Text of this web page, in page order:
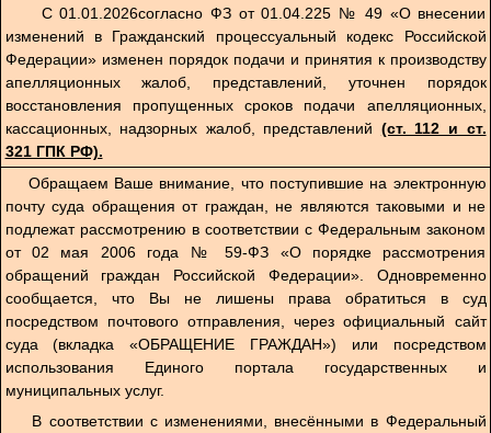
С 01.01.2026согласно ФЗ от 01.04.225 № 49 «О внесении
изменений в Гражданский процессуальный кодекс Российской
Федерации» изменен порядок подачи и принятия к производству
апелляционных жалоб, представлений, уточнен порядок
восстановления пропущенных сроков подачи апелляционных,
кассационных, надзорных жалоб, представлений (ст. 112 и ст.
321 ГПК РФ).
Обращаем Ваше внимание, что поступившие на электронную
почту суда обращения от граждан, не являются таковыми и не
подлежат рассмотрению в соответствии с Федеральным законом
от 02 мая 2006 года № 59-ФЗ «О порядке рассмотрения
обращений граждан Российской Федерации». Одновременно
сообщается, что Вы не лишены права обратиться в суд
посредством почтового отправления, через официальный сайт
суда (вкладка «ОБРАЩЕНИЕ ГРАЖДАН») или посредством
использования Единого портала государственных и
муниципальных услуг.
В соответствии с изменениями, внесёнными в Федеральный